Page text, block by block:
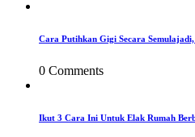
Cara Putihkan Gigi Secara
0 Comments
Ikut 3 Cara Ini Untuk Elak Rumah